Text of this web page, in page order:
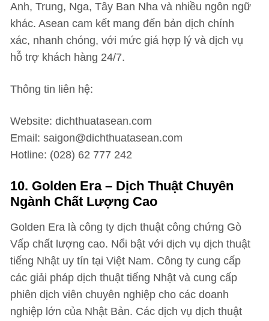
Anh, Trung, Nga, Tây Ban Nha và nhiều ngôn ngữ
khác. Asean cam kết mang đến bản dịch chính
xác, nhanh chóng, với mức giá hợp lý và dịch vụ
hỗ trợ khách hàng 24/7.
Thông tin liên hệ:
Website: dichthuatasean.com
Email: saigon@dichthuatasean.com
Hotline: (028) 62 777 242
10. Golden Era – Dịch Thuật Chuyên
Ngành Chất Lượng Cao
Golden Era là công ty dịch thuật công chứng Gò
Vấp chất lượng cao. Nổi bật với dịch vụ dịch thuật
tiếng Nhật uy tín tại Việt Nam. Công ty cung cấp
các giải pháp dịch thuật tiếng Nhật và cung cấp
phiên dịch viên chuyên nghiệp cho các doanh
nghiệp lớn của Nhật Bản. Các dịch vụ dịch thuật